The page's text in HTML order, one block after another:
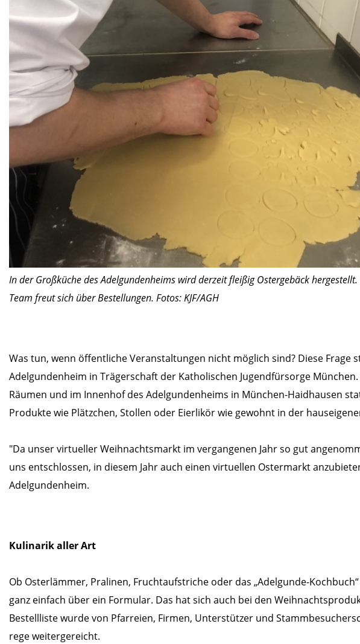
In der Großküche des Adelgundenheims wird derzeit fleißig Ostergebäck hergestellt.
Team freut sich über Bestellungen. Fotos: KJF/AGH
Was tun, wenn öffentliche Veranstaltungen nicht möglich sind? Diese
Adelgundenheim in Trägerschaft der Katholischen Jugendfürsorge
Räumen und im Innenhof des Adelgundenheims in München-Haidhausen
Produkte wie Plätzchen, Stollen oder Eierlikör wie gewohnt in der
"Da unser virtueller Weihnachtsmarkt im vergangenen Jahr so gut
uns entschlossen, in diesem Jahr auch einen virtuellen Ostermarkt
Adelgundenheim.
Kulinarik aller Art
Ob Osterlämmer, Pralinen, Fruchtaufstriche oder das „Adelgunde-
ganz einfach über ein Formular. Das hat sich auch bei den
Bestellliste wurde von Pfarreien, Firmen, Unterstützer und
rege weitergereicht.